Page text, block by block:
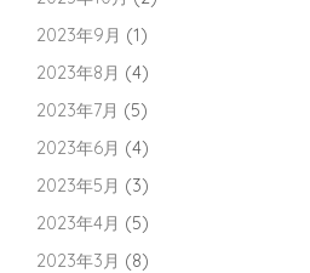
2023年9月 (1)
2023年8月 (4)
2023年7月 (5)
2023年6月 (4)
2023年5月 (3)
2023年4月 (5)
2023年3月 (8)